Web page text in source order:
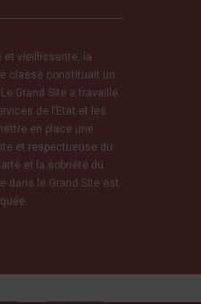
et vieillissante, la
classé constituait un
Grand Site a travaillé
de l’Etat et les
en place une
et respectueuse du
et la sobriété du
dans le Grand Site est